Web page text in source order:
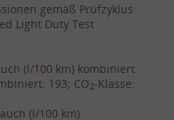
gemäß Prüfzyklus
Light Duty Test
(l/100 km) kombiniert:
193; CO2-Klasse:
(l/100 km)